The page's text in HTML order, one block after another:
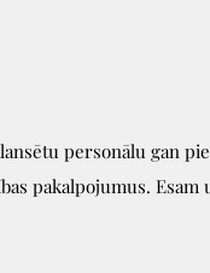
personālu gan
pakalpojumus.